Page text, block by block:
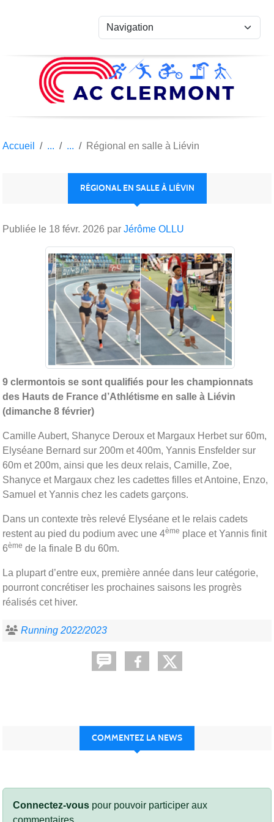
Accueil Régional en salle à Liévin
RÉGIONAL EN SALLE À LIÉVIN
Publiée le 18 févr. 2026 par Jérôme OLLU
9 clermontois se sont qualifiés pour les championnats
des Hauts de France d’Athlétisme en salle à Liévin
(dimanche 8 février)
Camille Aubert, Shanyce Deroux et Margaux Herbet sur 60m,
Elyséane Bernard sur 200m et 400m, Yannis Ensfelder sur
60m et 200m, ainsi que les deux relais, Camille, Zoe,
Shanyce et Margaux chez les cadettes filles et Antoine, Enzo,
Samuel et Yannis chez les cadets garçons.
Dans un contexte très relevé Elyséane et le relais cadets
restent au pied du podium avec une 4ème place et Yannis finit
6ème de la finale B du 60m.
La plupart d’entre eux, première année dans leur catégorie,
pourront concrétiser les prochaines saisons les progrès
réalisés cet hiver.
Running 2022/2023
COMMENTEZ LA NEWS
Connectez-vous pour pouvoir participer aux
commentaires.